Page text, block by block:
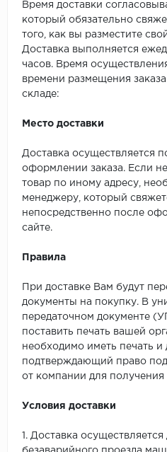
Время доставки
который обязательно
того, как вы разместите
Доставка выполняется
часов. Время
времени размещения
складе:
Место доставки
Доставка осуществляется
оформлении заказа. Если
товар по иному адресу,
менеджеру, который
непосредственно после
сайте.
Правила
При доставке Вам будут
документы на покупку. В
передаточном документе
поставить печать вашей
необходимо иметь печать и
подтверждающий право
от компании для получения
Условия доставки
1. Доставка